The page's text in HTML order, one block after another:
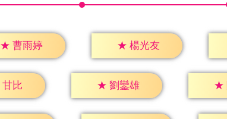
★ 曹雨婷 ★ 楊光友
甘比 ★ 劉鑾雄 ★